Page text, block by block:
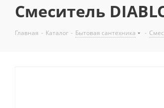
Смеситель
Главная - Каталог - Бытовая сантехника -